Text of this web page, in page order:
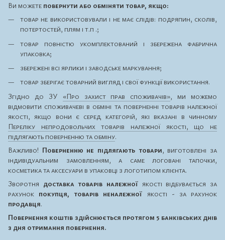
Ви можете повернути або обміняти товар, якщо:
товар не використовували і не має слідів: подряпин, сколів,
потертостей, плям і т.п .;
товар повністю укомплектований і збережена фабрична
упаковка;
збережені всі ярлики і заводське маркування;
товар зберігає товарний вигляд і свої функції використання.
Згідно до ЗУ «Про захист прав споживачів», ми можемо
відмовити споживачеві в обміні та поверненні товарів належної
якості, якщо вони є серед категорій, які вказані в чинному
Переліку непродовольчих товарів належної якості, що не
підлягають поверненню та обміну.
Важливо! Поверненню не підлягають товари, виготовлені за
індивідуальним замовленням, а саме логовані тапочки,
косметика та аксесуари в упаковці з логотипом клієнта.
Зворотня доставка товарів належної якості відбувається за
рахунок покупця, товарів неналежної якості - за рахунок
продавця.
Повернення коштів здійснюється протягом 5 банківських днів
з дня отримання повернення.